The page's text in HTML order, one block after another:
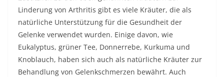
Linderung von Arthritis gibt es viele Kräuter, die als
natürliche Unterstützung für die Gesundheit der
Gelenke verwendet wurden. Einige davon, wie
Eukalyptus, grüner Tee, Donnerrebe, Kurkuma und
Knoblauch, haben sich auch als natürliche Kräuter zur
Behandlung von Gelenkschmerzen bewährt. Auch